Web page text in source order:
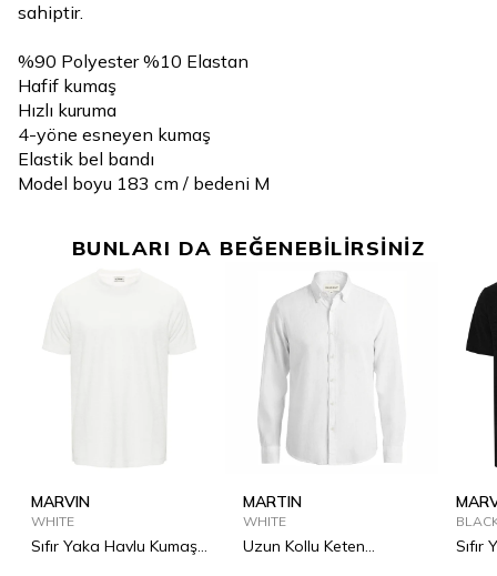
sahiptir.
%90 Polyester %10 Elastan
Hafif kumaş
Hızlı kuruma
4-yöne esneyen kumaş
Elastik bel bandı
Model boyu 183 cm / bedeni M
BUNLARI DA BEĞENEBİLİRSİNİZ
MARVIN
WHITE
Sıfır Yaka Havlu Kumaş
MARTIN
WHITE
Uzun Kollu Keten
Sıfır